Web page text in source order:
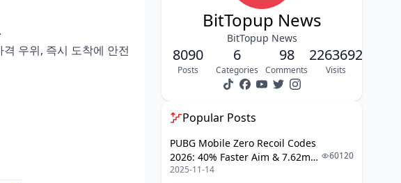
우위, 즉시 도착에 안전
BitTopup News
BitTopup News
8090
Posts
6
Categories
98
Comments
2263692
Visits
Popular Posts
PUBG Mobile Zero Recoil Codes
2026: 40% Faster Aim & 7.62mm
Weapon Adjustments
2025-11-14
60120